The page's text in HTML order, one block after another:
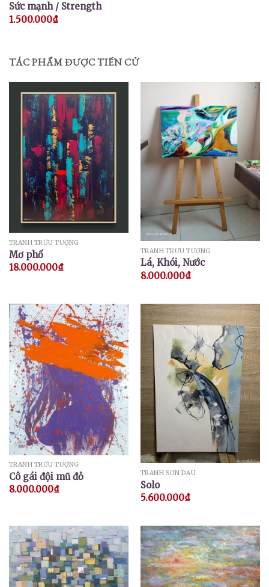
Sức mạnh / Strength
1.500.000₫
TÁC PHẨM ĐƯỢC TIẾN CỬ
TRANH TRỪU TƯỢNG
Mơ phố
18.000.000₫
TRANH TRỪU TƯỢNG
Lá, Khói, Nước
8.000.000₫
TRANH TRỪU TƯỢNG
Cô gái đội mũ đỏ
8.000.000₫
TRANH SƠN DẦU
Solo
5.600.000₫